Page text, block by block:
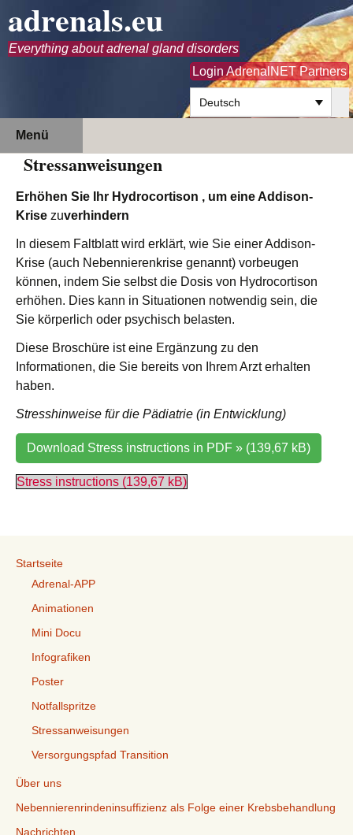
adrenals.eu
Everything about adrenal gland disorders
Login AdrenalNET Partners
Deutsch
Menü
springen
Stressanweisungen
Erhöhen Sie Ihr Hydrocortison , um eineAddison-
Krise zuverhindern
In diesem Faltblatt wird erklärt, wie Sie einer Addison-
Krise (auch Nebennierenkrise genannt) vorbeugen
können, indem Sie selbst die Dosis von Hydrocortison
erhöhen. Dies kann in Situationen notwendig sein, die
Sie körperlich oder psychisch belasten.
Diese Broschüre ist eine Ergänzung zu den
Informationen, die Sie bereits von Ihrem Arzt erhalten
haben.
Stresshinweise für die Pädiatrie (in Entwicklung)
Download Stress instructions in PDF »
Stress instructions
Startseite
Adrenal-APP
Animationen
Mini Docu
Infografiken
Poster
Notfallspritze
Stressanweisungen
Versorgungspfad Transition
Über uns
Nebennierenrindeninsuffizienz als Folge einer Krebsbehandlung
Nachrichten